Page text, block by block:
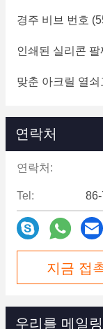
경주 비브 번호
인쇄된 실리콘 팔
맞춘 아크릴 열쇠
연락처
연락처:
Tel:
지금 접
우리를 메일